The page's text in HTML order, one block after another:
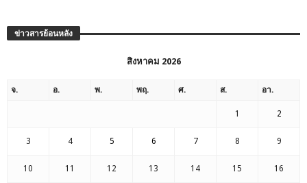
ข่าวสารย้อนหลัง
สิงหาคม 2026
จ. อ. พ. พฤ. ศ. ส. อา.
1 2
3 4 5 6 7 8 9
10 11 12 13 14 15 16